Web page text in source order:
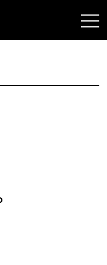
Lüdenscheid